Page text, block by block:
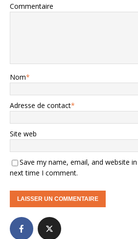
Commentaire
Nom*
Adresse de contact*
Site web
Save my name, email, and website
next time I comment.